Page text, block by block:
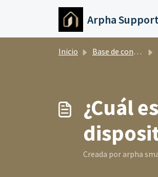
Ir al contenido principal
Arpha
Inicio Base de conocimientos
¿Cuál
Creada por arpha